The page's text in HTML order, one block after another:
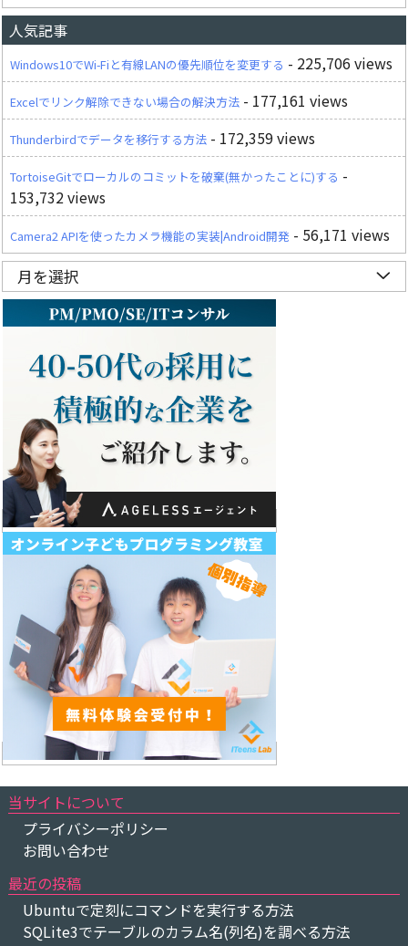
人気記事
Windows10でWi-Fiと有線LANの優先順位を変更する - 225,706 views
Excelでリンク解除できない場合の解決方法 - 177,161 views
Thunderbirdでデータを移行する方法 - 172,359 views
TortoiseGitでローカルのコミットを破棄(無かったことに)する -
153,732 views
Camera2 APIを使ったカメラ機能の実装|Android開発 - 56,171 views
月を選択
当サイトについて
プライバシーポリシー
お問い合わせ
最近の投稿
Ubuntuで定刻にコマンドを実行する方法
SQLite3でテーブルのカラム名(列名)を調べる方法